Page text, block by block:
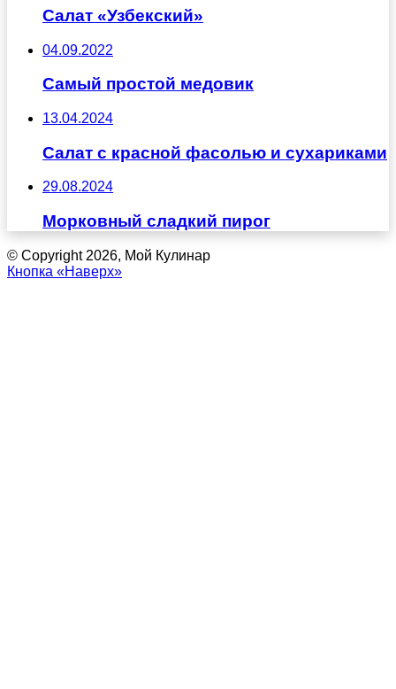
Салат «Узбекский»
04.09.2022
Самый простой медовик
13.04.2024
Салат с красной фасолью и сухариками
29.08.2024
Морковный сладкий пирог
© Copyright 2026, Мой Кулинар
Кнопка «Наверх»